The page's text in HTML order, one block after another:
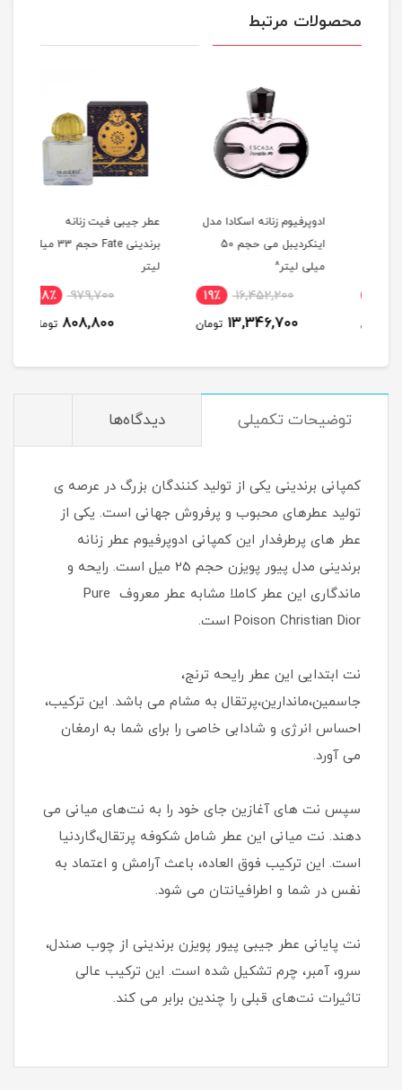
محصولات مرتبط
ادوپرفیوم زنانه اسکادا مدل
اینکردیبل می حجم 50
میلی لیتر^
16,452,200 19٪
13,346,700 تومان
عطر جیبی فیت زنانه
برندینی Fate حجم 33 میلی
979,700 18٪
808,800 تومان
توضیحات تکمیلی دیدگاه‌ها
کمپانی برندینی یکی از تولید کنندگان بزرگ در عرصه ی
تولید عطرهای محبوب و پرفروش جهانی است. یکی از
عطر های پرطرفدار این کمپانی ادوپرفیوم عطر زنانه
برندینی مدل پیور پویزن حجم 25 میل است. رایحه و
ماندگاری این عطر کاملا مشابه عطر معروف Pure
Poison Christian Dior است.
نت ابتدایی این عطر رایحه ترنج،
جاسمین،ماندارین،پرتقال به مشام می باشد. این ترکیب،
احساس انرژی و شادابی خاصی را برای شما به ارمغان
می آورد.
سپس نت های آغازین جای خود را به نت‌های میانی می
دهند. نت‌ میانی این عطر شامل شکوفه پرتقال،گاردنیا
است. این ترکیب فوق العاده، باعث آرامش و اعتماد به
نفس در شما و اطرافیانتان می شود.
نت‌ پایانی عطر جیبی پیور پویزن برندینی از چوب صندل،
سرو، آمبر، چرم تشکیل شده است. این ترکیب عالی
تاثیرات نت‌های قبلی را چندین برابر می کند.